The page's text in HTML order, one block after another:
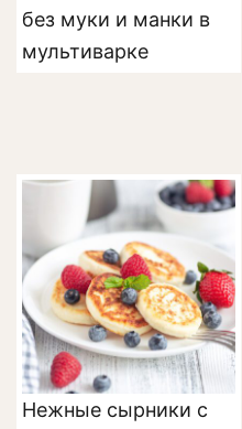
без муки и манки в
мультиварке
Нежные сырники с